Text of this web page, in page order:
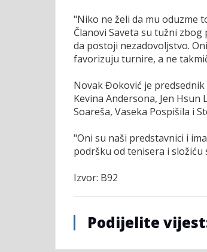
"Niko ne želi da mu oduzme
Članovi Saveta su tužni
da postoji nezadovoljstvo.
favorizuju turnire, a ne
Novak Đoković je predsednik
Kevina Andersona, Jen Hsun
Soareša, Vaseka Pospišila i
"Oni su naši predstavnici i
podršku od tenisera i složiću
Izvor: B92
Podijelite